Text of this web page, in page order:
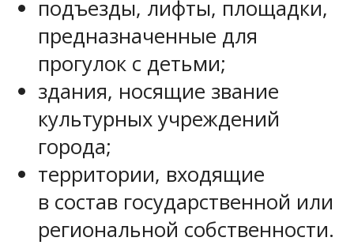
подъезды, лифты, площадки,
предназначенные для
прогулок с детьми;
здания, носящие звание
культурных учреждений
города;
территории, входящие
в состав государственной или
региональной собственности.